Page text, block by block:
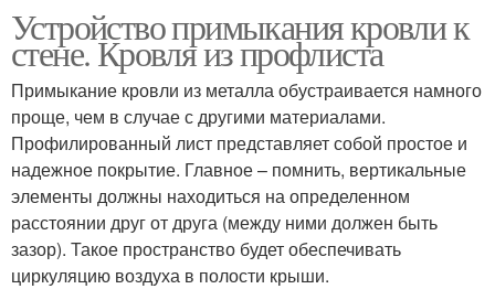
Устройство примыкания кровли к
стене. Кровля из профлиста
Примыкание кровли из металла обустраивается намного
проще, чем в случае с другими материалами.
Профилированный лист представляет собой простое и
надежное покрытие. Главное – помнить, вертикальные
элементы должны находиться на определенном
расстоянии друг от друга (между ними должен быть
зазор). Такое пространство будет обеспечивать
циркуляцию воздуха в полости крыши.